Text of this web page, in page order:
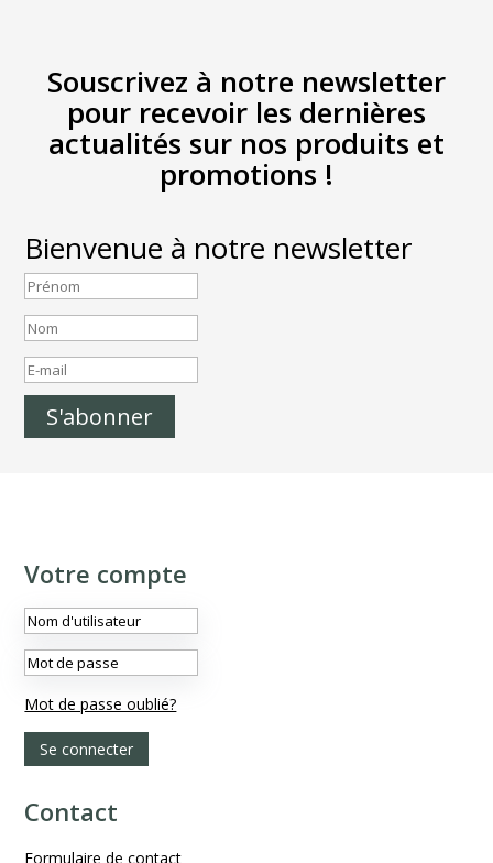
Souscrivez à notre newsletter
pour recevoir les dernières
actualités sur nos produits et
promotions !
Bienvenue à notre newsletter
S'abonner
Votre compte
Mot de passe oublié?
Se connecter
Contact
Formulaire de contact